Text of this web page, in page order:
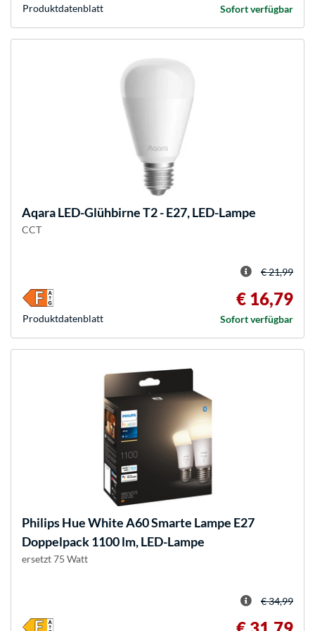
Sofort verfügbar
Produkt­datenblatt
AqaraLED-Glühbirne T2 - E27, LED-Lampe
CCT
€ 21,99
€ 16,79
Sofort verfügbar
Produkt­datenblatt
Philips HueWhite A60 Smarte Lampe E27
Doppelpack 1100 lm, LED-Lampe
ersetzt 75 Watt
€ 34,99